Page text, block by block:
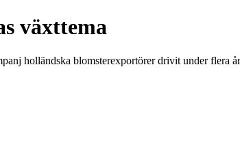
växttema
holländska blomsterexportörer drivit under flera